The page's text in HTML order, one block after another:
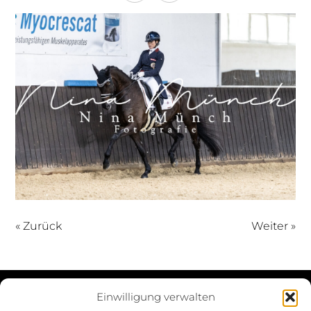
Einwilligung verwalten
« Zurück Weiter »